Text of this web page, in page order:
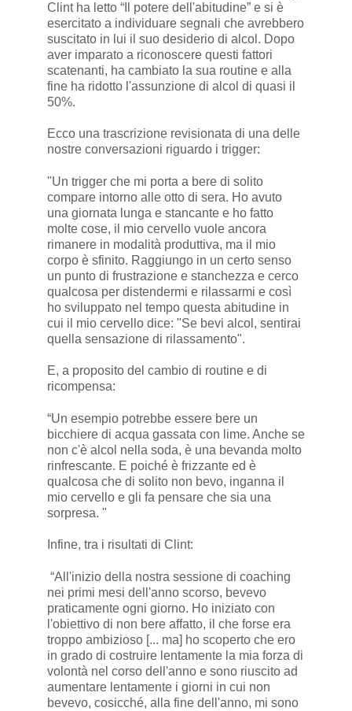
Clint ha letto “Il potere dell'abitudine” e si è
esercitato a individuare segnali che avrebbero
suscitato in lui il suo desiderio di alcol. Dopo
aver imparato a riconoscere questi fattori
scatenanti, ha cambiato la sua routine e alla
fine ha ridotto l'assunzione di alcol di quasi il
50%.
Ecco una trascrizione revisionata di una delle
nostre conversazioni riguardo i trigger:
"Un trigger che mi porta a bere di solito
compare intorno alle otto di sera. Ho avuto
una giornata lunga e stancante e ho fatto
molte cose, il mio cervello vuole ancora
rimanere in modalità produttiva, ma il mio
corpo è sfinito. Raggiungo in un certo senso
un punto di frustrazione e stanchezza e cerco
qualcosa per distendermi e rilassarmi e così
ho sviluppato nel tempo questa abitudine in
cui il mio cervello dice: "Se bevi alcol, sentirai
quella sensazione di rilassamento".
E, a proposito del cambio di routine e di
ricompensa:
“Un esempio potrebbe essere bere un
bicchiere di acqua gassata con lime. Anche se
non c'è alcol nella soda, è una bevanda molto
rinfrescante. E poiché è frizzante ed è
qualcosa che di solito non bevo, inganna il
mio cervello e gli fa pensare che sia una
sorpresa. "
Infine, tra i risultati di Clint:
“All'inizio della nostra sessione di coaching
nei primi mesi dell'anno scorso, bevevo
praticamente ogni giorno. Ho iniziato con
l'obiettivo di non bere affatto, il che forse era
troppo ambizioso [... ma] ho scoperto che ero
in grado di costruire lentamente la mia forza di
volontà nel corso dell'anno e sono riuscito ad
aumentare lentamente i giorni in cui non
bevevo, cosicché, alla fine dell'anno, mi sono